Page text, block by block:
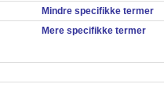
Mindre specifikke termer
Mere specifikke termer